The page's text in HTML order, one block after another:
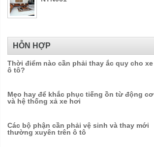
HỖN HỢP
Thời điểm nào cần phải thay ắc quy cho xe
ô tô?
Mẹo hay để khắc phục tiếng ồn từ động cơ
và hệ thống xả xe hơi
Các bộ phận cần phải vệ sinh và thay mới
thường xuyên trên ô tô